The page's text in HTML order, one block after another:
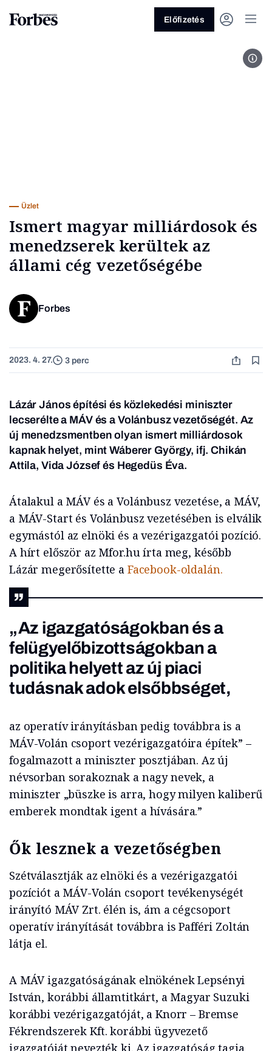
Előfizetés
Üzlet
Ismert magyar milliárdosok és
menedzserek kerültek az
állami cég vezetőségébe
Forbes
2023. 4. 27. 3 perc
Lázár János építési és közlekedési miniszter
lecserélte a MÁV és a Volánbusz vezetőségét. Az
új menedzsmentben olyan ismert milliárdosok
kapnak helyet, mint Wáberer György, ifj. Chikán
Attila, Vida József és Hegedüs Éva.
Átalakul a MÁV és a Volánbusz vezetése, a MÁV,
a MÁV-Start és Volánbusz vezetésében is elválik
egymástól az elnöki és a vezérigazgatói pozíció.
A hírt először az Mfor.hu írta meg, később
Lázár megerősítette a Facebook-oldalán.
„Az igazgatóságokban és a
felügyelőbizottságokban a
politika helyett az új piaci
tudásnak adok elsőbbséget,
az operatív irányításban pedig továbbra is a
MÁV-Volán csoport vezérigazgatóira építek” –
fogalmazott a miniszter posztjában. Az új
névsorban sorakoznak a nagy nevek, a
miniszter „büszke is arra, hogy milyen kaliberű
emberek mondtak igent a hívására.”
Ők lesznek a vezetőségben
Szétválasztják az elnöki és a vezérigazgatói
pozíciót a MÁV-Volán csoport tevékenységét
irányító MÁV Zrt. élén is, ám a cégcsoport
operatív irányítását továbbra is Pafféri Zoltán
látja el.
A MÁV igazgatóságának elnökének Lepsényi
István, korábbi államtitkárt, a Magyar Suzuki
korábbi vezérigazgatóját, a Knorr – Bremse
Fékrendszerek Kft. korábbi ügyvezető
igazgatóját nevezték ki. Az igazgatóság tagja